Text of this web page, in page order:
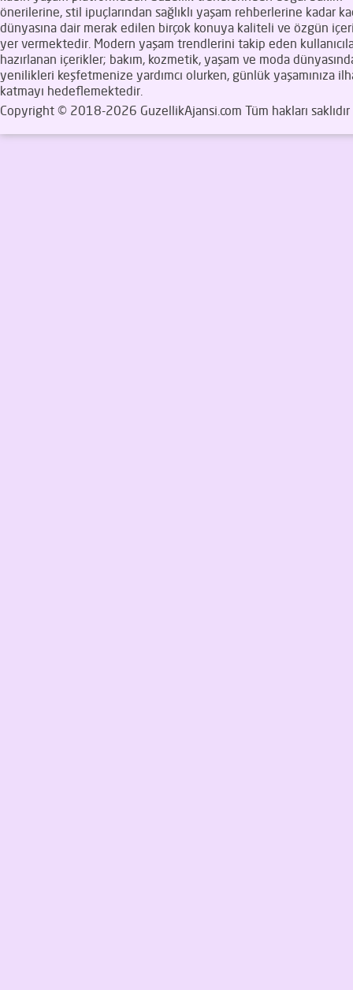
önerilerine, stil ipuçlarından sağlıklı yaşam rehberlerine kadar
dünyasına dair merak edilen birçok konuya kaliteli ve özgün
yer vermektedir. Modern yaşam trendlerini takip eden
hazırlanan içerikler; bakım, kozmetik, yaşam ve moda
yenilikleri keşfetmenize yardımcı olurken, günlük yaşamınıza
katmayı hedeflemektedir.
Copyright © 2018-2026 GuzellikAjansi.com Tüm hakları saklıdır